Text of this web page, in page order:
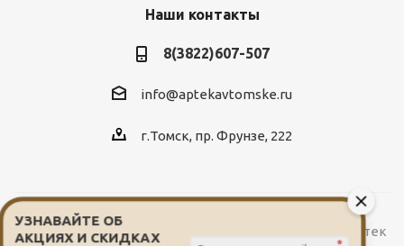
Наши контакты
8(3822)607-507
info@aptekavtomske.ru
г.Томск, пр. Фрунзе, 222
2026 © Служба заказа и доставки лекарств от сети аптек
УЗНАВАЙТЕ ОБ
АКЦИЯХ И СКИДКАХ